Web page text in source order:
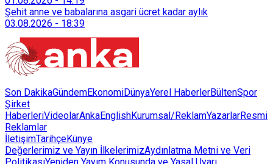
128 bokaşi kompost eğitimi düzenleyerek İzmirlileri
sürdürülebilir atık yönetimi sistemine dahil etti.
Şehit anne ve babalarına asgari ücret kadar aylık
03.08.2026 - 18:39
Son DakikaGündemEkonomiDünyaYerel HaberlerBültenSpor
Şirket
HaberleriVideolarAnkaEnglishKurumsal/ReklamYazarlarResmi
Reklamlar
İletişimTarihçeKünye
Değerlerimiz ve Yayın İlkelerimizAydınlatma Metni ve Veri